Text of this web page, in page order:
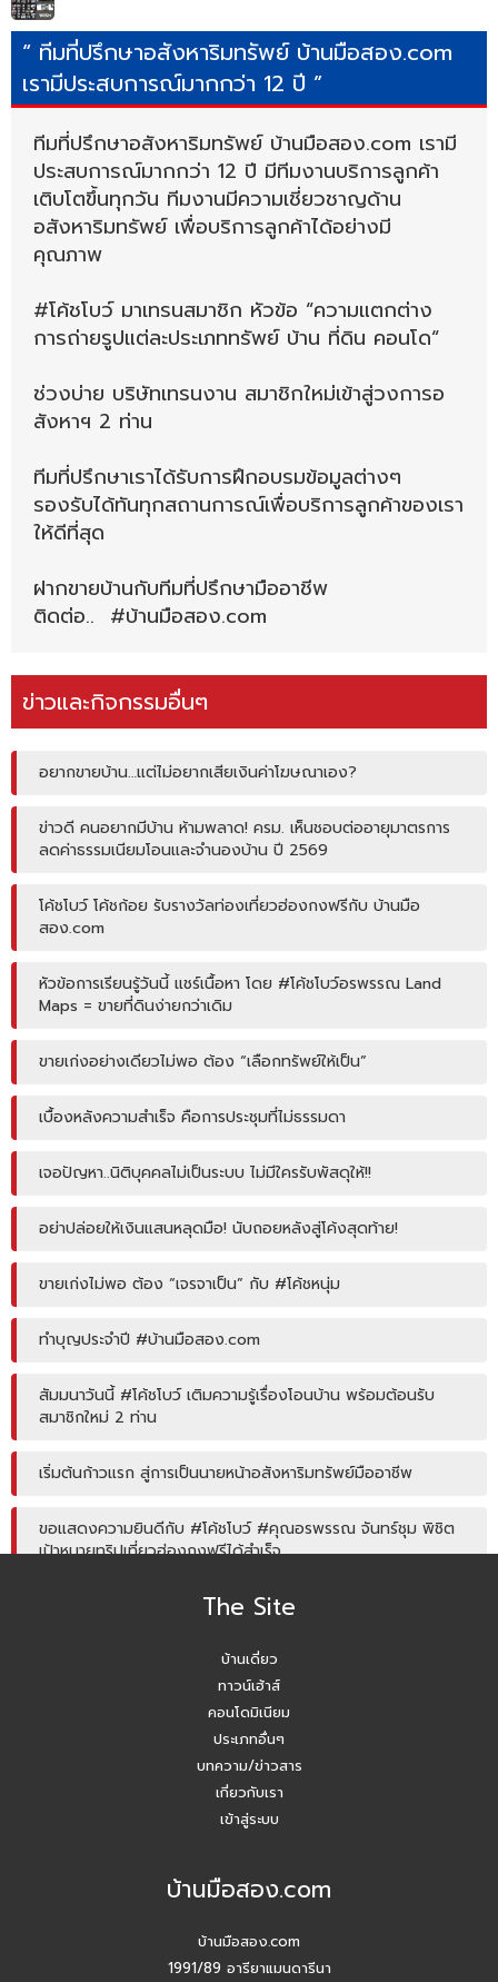
“ ทีมที่ปรึกษาอสังหาริมทรัพย์ บ้านมือสอง.com
เรามีประสบการณ์มากกว่า 12 ปี ”
ทีมที่ปรึกษาอสังหาริมทรัพย์ บ้านมือสอง.com เรามี
ประสบการณ์มากกว่า 12 ปี มีทีมงานบริการลูกค้า
เติบโตขึ้นทุกวัน ทีมงานมีความเชี่ยวชาญด้าน
อสังหาริมทรัพย์ เพื่อบริการลูกค้าได้อย่างมี
คุณภาพ
#โค้ชโบว์ มาเทรนสมาชิก หัวข้อ “ความแตกต่าง
การถ่ายรูปแต่ละประเภททรัพย์ บ้าน ที่ดิน คอนโด“
ช่วงบ่าย บริษัทเทรนงาน สมาชิกใหม่เข้าสู่วงการอ
สังหาฯ 2 ท่าน
ทีมที่ปรึกษาเราได้รับการฝึกอบรมข้อมูลต่างๆ
รองรับได้ทันทุกสถานการณ์เพื่อบริการลูกค้าของเรา
ให้ดีที่สุด
ฝากขายบ้านกับทีมที่ปรึกษามืออาชีพ
ติดต่อ.. #บ้านมือสอง.com
ข่าวและกิจกรรมอื่นๆ
อยากขายบ้าน…แต่ไม่อยากเสียเงินค่าโฆษณาเอง?
ข่าวดี คนอยากมีบ้าน ห้ามพลาด! ครม. เห็นชอบต่ออายุมาตรการ
ลดค่าธรรมเนียมโอนและจำนองบ้าน ปี 2569
โค้ชโบว์ โค้ชก้อย รับรางวัลท่องเที่ยวฮ่องกงฟรีกับ บ้านมือ
สอง.com
หัวข้อการเรียนรู้วันนี้ แชร์เนื้อหา โดย #โค้ชโบว์อรพรรณ Land
Maps = ขายที่ดินง่ายกว่าเดิม
ขายเก่งอย่างเดียวไม่พอ ต้อง “เลือกทรัพย์ให้เป็น”
เบื้องหลังความสำเร็จ คือการประชุมที่ไม่ธรรมดา
เจอปัญหา..นิติบุคคลไม่เป็นระบบ ไม่มีใครรับพัสดุให้!!
อย่าปล่อยให้เงินแสนหลุดมือ! นับถอยหลังสู่โค้งสุดท้าย!
ขายเก่งไม่พอ ต้อง “เจรจาเป็น” กับ #โค้ชหนุ่ม
ทำบุญประจำปี #บ้านมือสอง.com
สัมมนาวันนี้ #โค้ชโบว์ เติมความรู้เรื่องโอนบ้าน พร้อมต้อนรับ
สมาชิกใหม่ 2 ท่าน
เริ่มต้นก้าวแรก สู่การเป็นนายหน้าอสังหาริมทรัพย์มืออาชีพ
ขอแสดงความยินดีกับ #โค้ชโบว์ #คุณอรพรรณ จันทร์ชุม พิชิต
เป้าหมายทริปเที่ยวฮ่องกงฟรีได้สำเร็จ
โค้ชหนุ่ม แชร์หัวข้อการลงพื้นที่หาลิสโครงการปิด/เปิด
Agent บ้านมือสอง รับมัดจำอีกแล้ว!! คุณเอญดา (คุณหนิง)
บ้านมือสอง.com ประชุมหารือเชิงกลยุทธ์กับเจ้าหน้าที่ธนาคาร
ปี 2026 #Agentบ้านมือสอง.com มี Listing ฝากขายเยอะ
สัมมนาวันนี้ เพื่อยอดขายที่เติบโตในวันหน้า
สัมมนา AGENT บ้านมือสอง.com วันพุธ 24 ธ.ค. 68
The Site
บ้านเดี่ยว
ทาวน์เฮ้าส์
คอนโดมิเนียม
ประเภทอื่นๆ
บทความ/ข่าวสาร
เกี่ยวกับเรา
เข้าสู่ระบบ
บ้านมือสอง.com
บ้านมือสอง.com
1991/89 อารียาแมนดารีนา